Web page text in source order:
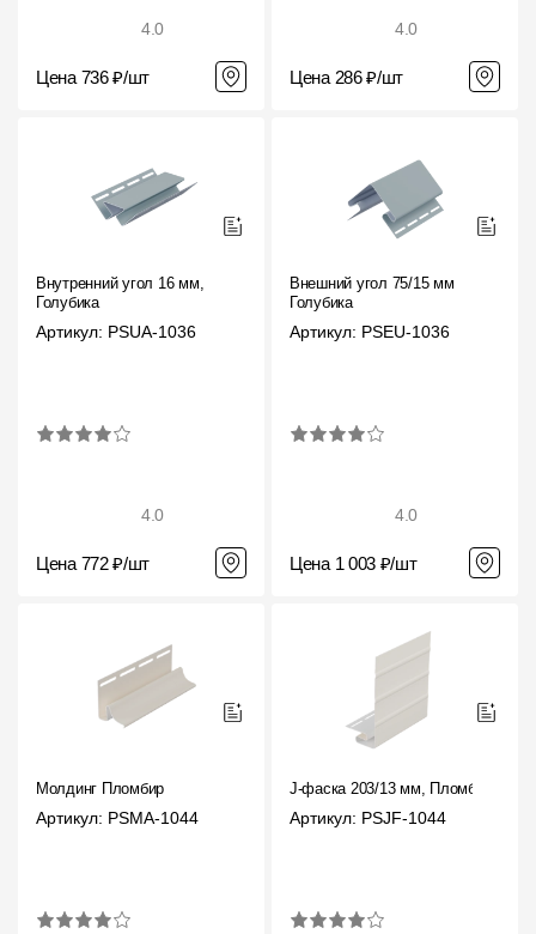
4.0
Цена 736 ₽/шт
4.0
Цена 286 ₽/шт
Внутренний угол 16 мм,
Голубика
Артикул: PSUA-1036
4.0
Цена 772 ₽/шт
Внешний угол 75/15 мм
Голубика
Артикул: PSEU-1036
4.0
Цена 1 003 ₽/шт
Молдинг Пломбир
Артикул: PSMA-1044
J-фаска 203/13 мм, Пломбир
Артикул: PSJF-1044